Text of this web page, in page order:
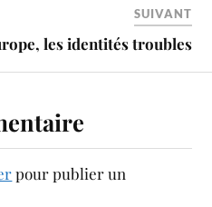
SUIVANT
les identités troubles
pour publier un